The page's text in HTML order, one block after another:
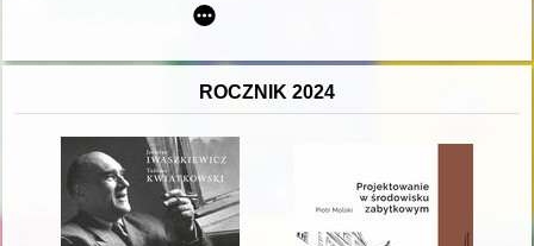
ROCZNIK 2024